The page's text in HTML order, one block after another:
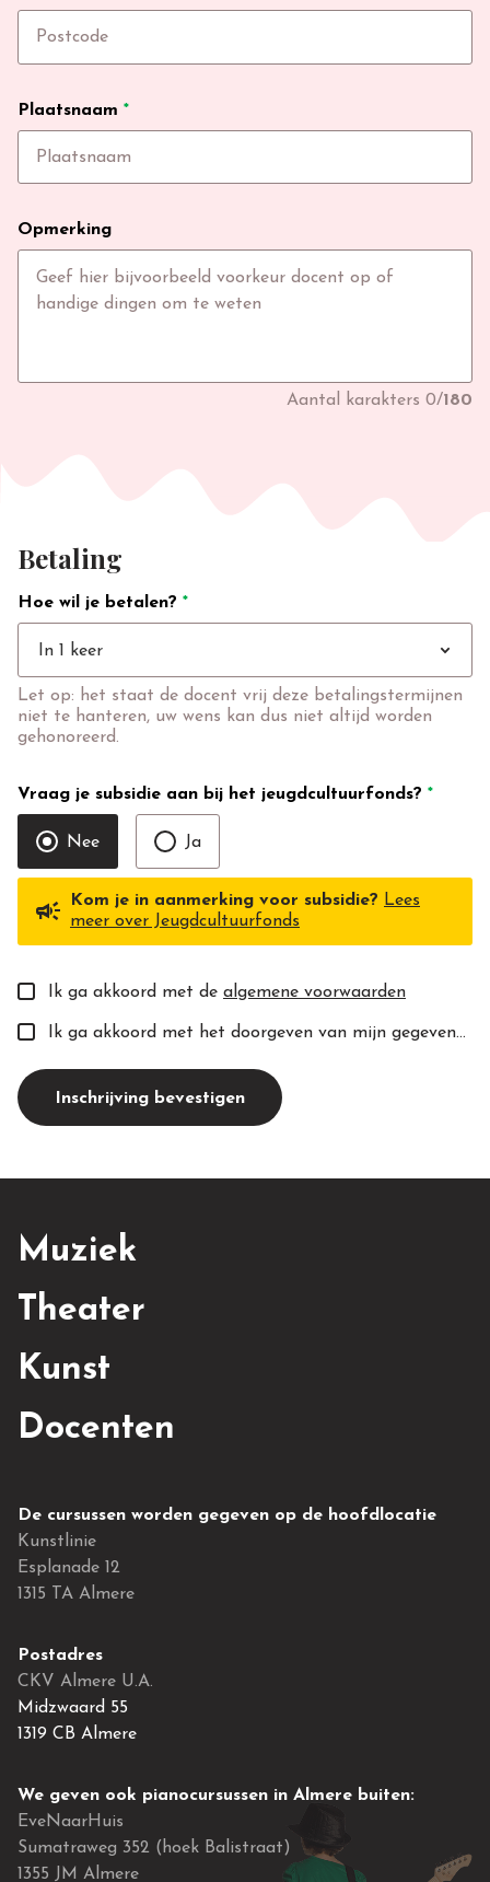
Plaatsnaam *
Opmerking
Aantal karakters 0/180
Betaling
Hoe wil je betalen? *
In 1 keer expand_more
Let op: het staat de docent vrij deze betalingstermijnen
niet te hanteren, uw wens kan dus niet altijd worden
gehonoreerd.
Vraag je subsidie aan bij het jeugdcultuurfonds? *
Nee Ja
campaign Kom je in aanmerking voor subsidie? Lees
meer over Jeugdcultuurfonds
Ik ga akkoord met de algemene voorwaarden
Ik ga akkoord met het doorgeven van mijn gegevens aan de toekomstige docent(e).
Inschrijving bevestigen
Muziek
Theater
Kunst
Docenten
De cursussen worden gegeven op de hoofdlocatie
Kunstlinie
Esplanade 12
1315 TA Almere
Postadres
CKV Almere U.A.
Midzwaard 55
1319 CB Almere
We geven ook pianocursussen in Almere buiten:
EveNaarHuis
Sumatraweg 352 (hoek Balistraat)
1355 JM Almere